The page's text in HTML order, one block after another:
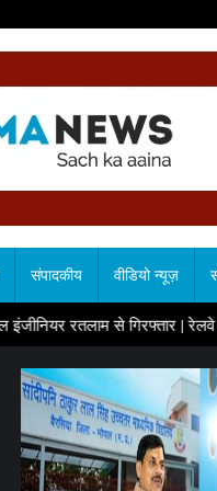
संपादकीय वीडियो न्यूज़
से गिरफ्तार|रेलवे ने ग्वालियर से